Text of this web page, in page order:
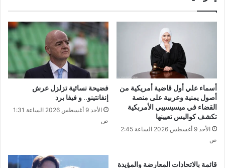
أسماء علي أول قاضية أمريكية من
أصول يمنية وعربية على منصة
القضاء في ميسيسيبي الأمربكية
تكشف كواليس تعيينها
الأحد 9 أغسطس 2026 الساعة 2:45
ص
فضيحة نسائية تزلزل عرش
إنفانتينو.. و فيفا برد
الأحد 9 أغسطس 2026 الساعة 1:31
ص
قائمة بالاتحادات المعارضة والمؤيدة